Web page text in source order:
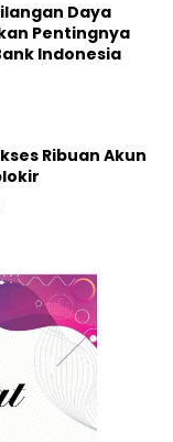
Daya
Pentingnya
Indonesia
Ribuan Akun